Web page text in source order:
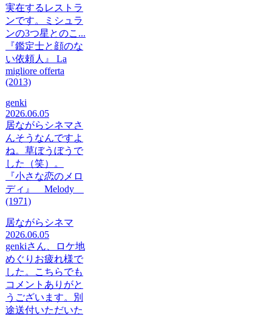
実在するレストラ
ンです。ミシュラ
ンの3つ星とのこ...
『鑑定士と顔のな
い依頼人』 La
migliore offerta
(2013)
genki
2026.06.05
居ながらシネマさ
んそうなんですよ
ね。草ぼうぼうで
した（笑）。
『小さな恋のメロ
ディ』 Melody
(1971)
居ながらシネマ
2026.06.05
genkiさん、ロケ地
めぐりお疲れ様で
した。こちらでも
コメントありがと
うございます。別
途送付いただいた